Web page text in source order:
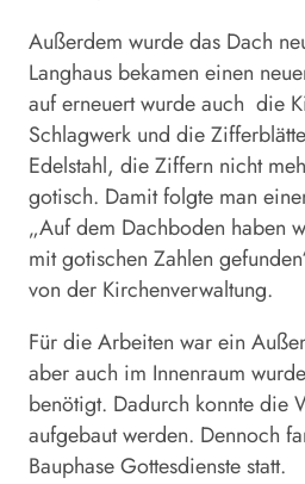
Außerdem wurde das Dach
Langhaus bekamen einen
auf erneuert wurde auch die
Schlagwerk und die
Edelstahl, die Ziffern nicht
gotisch. Damit folgte man
„Auf dem Dachboden haben
mit gotischen Zahlen
von der Kirchenverwaltung.
Für die Arbeiten war ein
aber auch im Innenraum
benötigt. Dadurch konnte die
aufgebaut werden. Dennoch
Bauphase Gottesdienste statt.